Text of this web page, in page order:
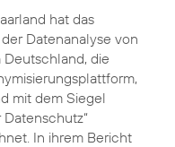
hat das
Datenanalyse von
die
mit dem Siegel
Datenschutz“
In ihrem Bericht